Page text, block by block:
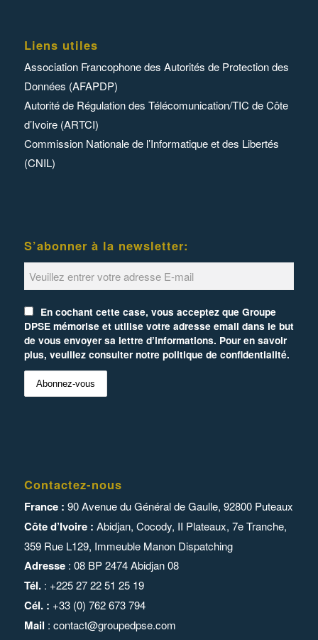
Liens utiles
Association Francophone des Autorités de Protection des
Données (AFAPDP)
Autorité de Régulation des Télécomunication/TIC de Côte
d’Ivoire (ARTCI)
Commission Nationale de l’Informatique et des Libertés
(CNIL)
S’abonner à la newsletter:
En cochant cette case, vous acceptez que Groupe
DPSE mémorise et utilise votre adresse email dans le but
de vous envoyer sa lettre d’informations. Pour en savoir
plus, veuillez consulter notre politique de confidentialité.
Contactez-nous
France : 90 Avenue du Général de Gaulle, 92800 Puteaux
Côte d’Ivoire : Abidjan, Cocody, II Plateaux, 7e Tranche,
359 Rue L129, Immeuble Manon Dispatching
Adresse: 08 BP 2474 Abidjan 08
Tél.: +225 27 22 51 25 19
Cél. : +33 (0) 762 673 794
Mail : contact@groupedpse.com